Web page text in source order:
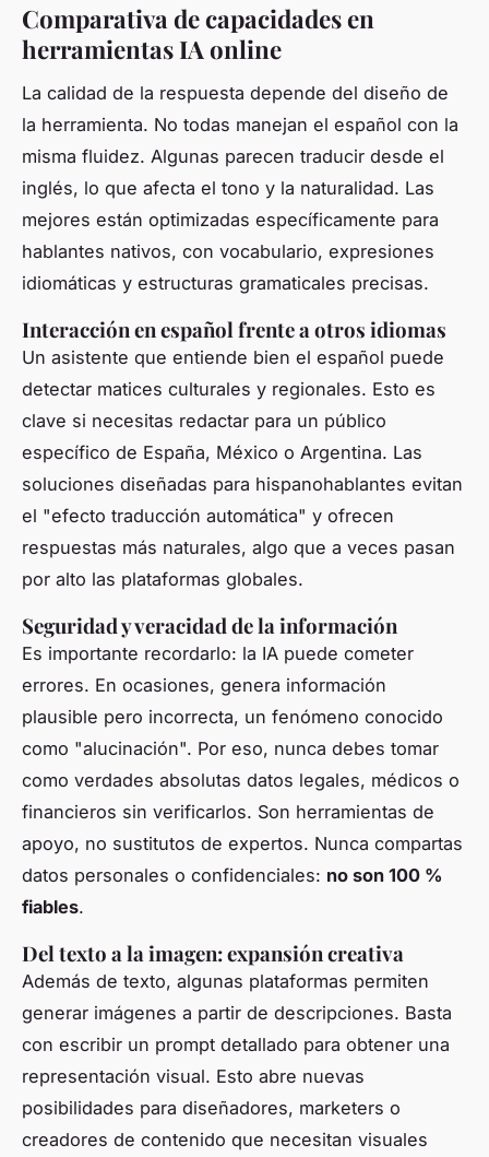
Comparativa de capacidades en
herramientas IA online
La calidad de la respuesta depende del diseño de
la herramienta. No todas manejan el español con la
misma fluidez. Algunas parecen traducir desde el
inglés, lo que afecta el tono y la naturalidad. Las
mejores están optimizadas específicamente para
hablantes nativos, con vocabulario, expresiones
idiomáticas y estructuras gramaticales precisas.
Interacción en español frente a otros idiomas
Un asistente que entiende bien el español puede
detectar matices culturales y regionales. Esto es
clave si necesitas redactar para un público
específico de España, México o Argentina. Las
soluciones diseñadas para hispanohablantes evitan
el "efecto traducción automática" y ofrecen
respuestas más naturales, algo que a veces pasan
por alto las plataformas globales.
Seguridad y veracidad de la información
Es importante recordarlo: la IA puede cometer
errores. En ocasiones, genera información
plausible pero incorrecta, un fenómeno conocido
como "alucinación". Por eso, nunca debes tomar
como verdades absolutas datos legales, médicos o
financieros sin verificarlos. Son herramientas de
apoyo, no sustitutos de expertos. Nunca compartas
datos personales o confidenciales: no son 100 %
fiables.
Del texto a la imagen: expansión creativa
Además de texto, algunas plataformas permiten
generar imágenes a partir de descripciones. Basta
con escribir un prompt detallado para obtener una
representación visual. Esto abre nuevas
posibilidades para diseñadores, marketers o
creadores de contenido que necesitan visuales